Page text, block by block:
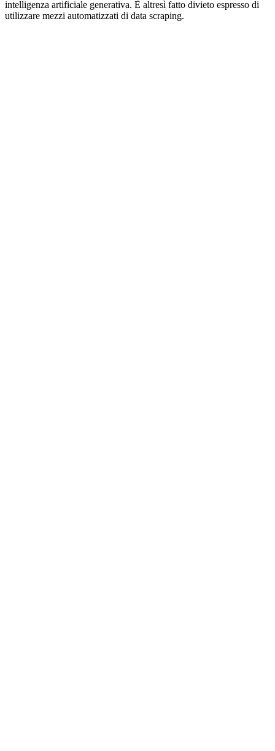
intelligenza artificiale generativa. È altresì fatto divieto espresso di
utilizzare mezzi automatizzati di data scraping.